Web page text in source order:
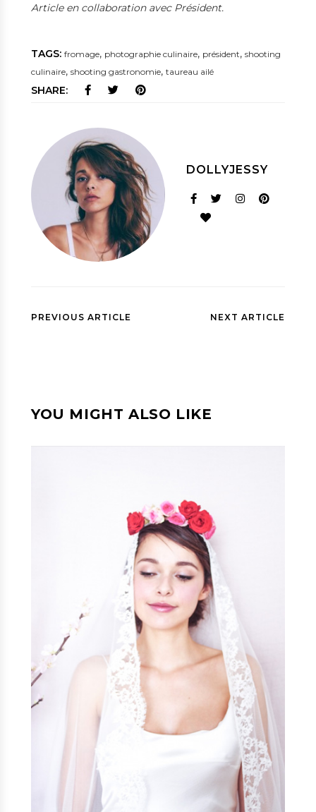
Article en collaboration avec Président.
TAGS: fromage, photographie culinaire, président, shooting
culinaire, shooting gastronomie, taureau ailé
SHARE:
DOLLYJESSY
PREVIOUS ARTICLE NEXT ARTICLE
YOU MIGHT ALSO LIKE